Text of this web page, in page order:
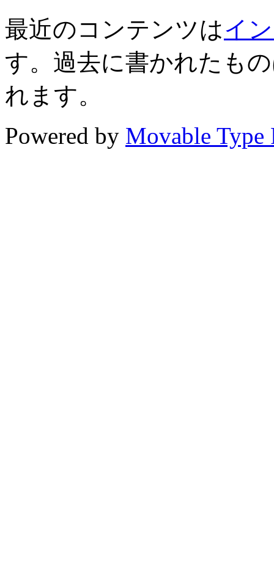
最近のコンテンツはイ
す。過去に書かれたも
れます。
Powered by Movable Type